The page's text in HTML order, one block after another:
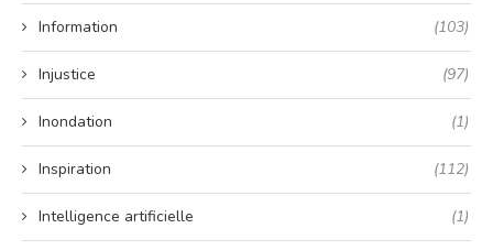
Information (103)
Injustice (97)
Inondation (1)
Inspiration (112)
Intelligence artificielle (1)